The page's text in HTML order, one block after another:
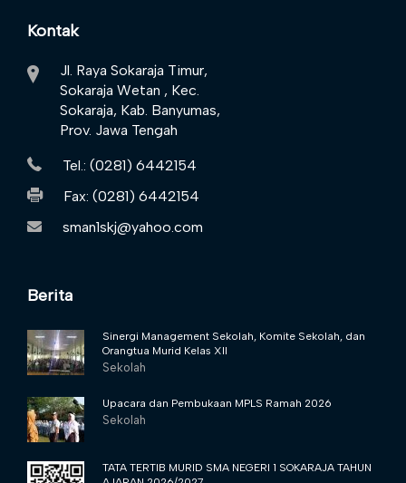
Kontak
Jl. Raya Sokaraja Timur,
Sokaraja Wetan , Kec.
Sokaraja, Kab. Banyumas,
Prov. Jawa Tengah
Tel.: (0281) 6442154
Fax: (0281) 6442154
sman1skj@yahoo.com
Berita
Sinergi Management Sekolah, Komite Sekolah, dan
Orangtua Murid Kelas XII
Sekolah
Upacara dan Pembukaan MPLS Ramah 2026
Sekolah
TATA TERTIB MURID SMA NEGERI 1 SOKARAJA TAHUN